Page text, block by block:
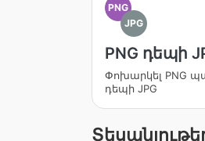
PNG
JPG
PNG դեպի
Փոխարկել PNG
դեպի JPG